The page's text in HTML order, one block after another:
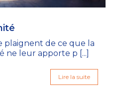
plaignent de ce que la
ne leur apporte p [...]
Lire la suite